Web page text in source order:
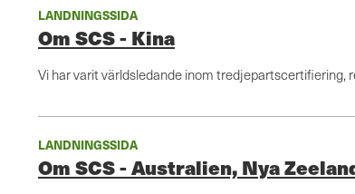
LANDNINGSSIDA
Om SCS - Kina
Vi har varit världsledande inom tredjepartscertifiering,
LANDNINGSSIDA
Om SCS - Australien, Nya